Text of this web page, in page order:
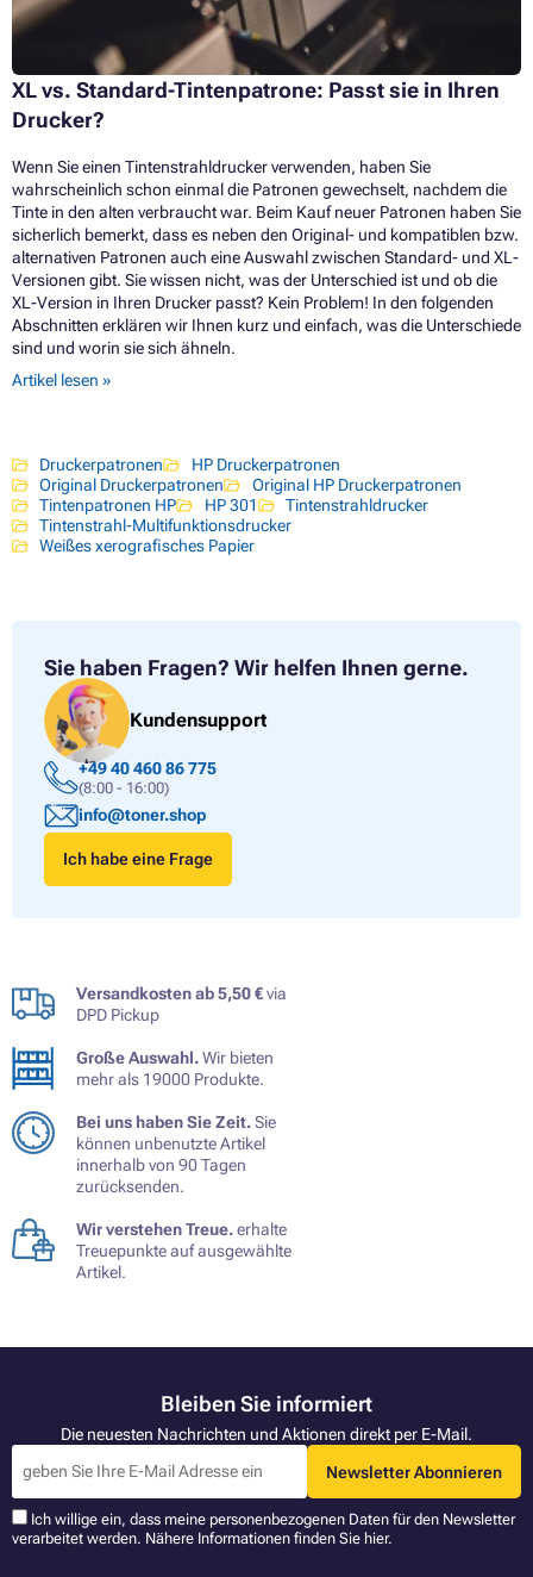
Druckerpatronen HP PHOTOSMART 428
XL vs. Standard-Tintenpatrone: Passt sie in Ihren
Drucker?
Wenn Sie einen Tintenstrahldrucker verwenden, haben Sie
wahrscheinlich schon einmal die Patronen gewechselt, nachdem die
Tinte in den alten verbraucht war. Beim Kauf neuer Patronen haben Sie
sicherlich bemerkt, dass es neben den Original- und kompatiblen bzw.
alternativen Patronen auch eine Auswahl zwischen Standard- und XL-
Versionen gibt. Sie wissen nicht, was der Unterschied ist und ob die
XL-Version in Ihren Drucker passt? Kein Problem! In den folgenden
Abschnitten erklären wir Ihnen kurz und einfach, was die Unterschiede
sind und worin sie sich ähneln.
Artikel lesen »
Druckerpatronen
HP Druckerpatronen
Original Druckerpatronen
Original HP Druckerpatronen
Tintenpatronen HP
HP 301
Tintenstrahldrucker
Tintenstrahl-Multifunktionsdrucker
Weißes xerografisches Papier
Sie haben Fragen? Wir helfen Ihnen gerne.
Kundensupport
+49 40 460 86 775
(8:00 - 16:00)
info@toner.shop
Ich habe eine Frage
Versandkosten ab 5,50 €via
DPD Pickup
Große Auswahl.Wir bieten
mehr als 19000 Produkte.
Bei uns haben Sie Zeit.Sie
können unbenutzte Artikel
innerhalb von 90 Tagen
zurücksenden.
Wir verstehen Treue.erhalte
Treuepunkte auf ausgewählte
Artikel.
Bleiben Sie informiert
Die neuesten Nachrichten und Aktionen direkt per E-Mail.
Newsletter Abonnieren
Ich willige ein, dass meine personenbezogenen Daten für den Newsletter
verarbeitet werden. Nähere Informationen finden Sie hier.